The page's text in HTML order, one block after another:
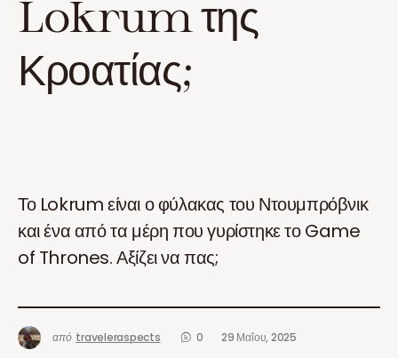
Lokrum της
Κροατίας;
Το Lokrum είναι ο φύλακας του Ντουμπρόβνικ
και ένα από τα μέρη που γυρίστηκε το Game
of Thrones. Αξίζει να πας;
από traveleraspects 0 29 Μαΐου, 2025